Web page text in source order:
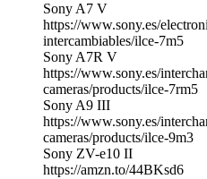
Sony A7 V
https://www.sony.es/
intercambiables/ilce-7m5
Sony A7R V
https://www.sony.es/
cameras/products/ilce-7rm5
Sony A9 III
https://www.sony.es/
cameras/products/ilce-9m3
Sony ZV-e10 II
https://amzn.to/44BKsd6